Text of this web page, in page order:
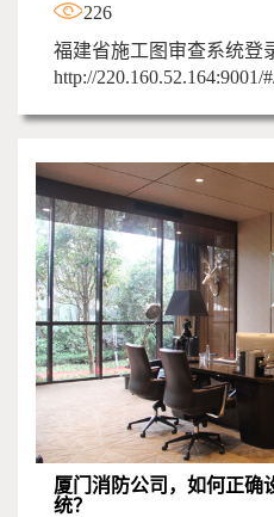
226
福建省施工图审查系统登
http://220.160.52.164:9001/
厦门消防公司，如何正确
统？